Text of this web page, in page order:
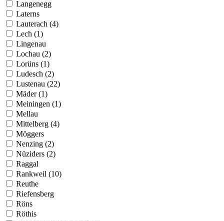
Langenegg
Laterns
Lauterach (4)
Lech (1)
Lingenau
Lochau (2)
Lorüns (1)
Ludesch (2)
Lustenau (22)
Mäder (1)
Meiningen (1)
Mellau
Mittelberg (4)
Möggers
Nenzing (2)
Nüziders (2)
Raggal
Rankweil (10)
Reuthe
Riefensberg
Röns
Röthis